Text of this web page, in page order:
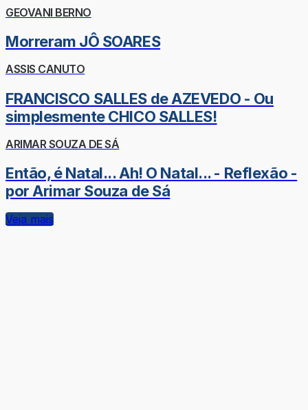
GEOVANI BERNO
Morreram JÔ SOARES
ASSIS CANUTO
FRANCISCO SALLES de AZEVEDO - Ou
simplesmente CHICO SALLES!
ARIMAR SOUZA DE SÁ
Então, é Natal... Ah! O Natal... - Reflexão -
por Arimar Souza de Sá
Veja mais